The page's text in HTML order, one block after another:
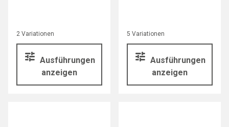
2 Variationen
Ausführungen
anzeigen
5 Variationen
Ausführungen
anzeigen